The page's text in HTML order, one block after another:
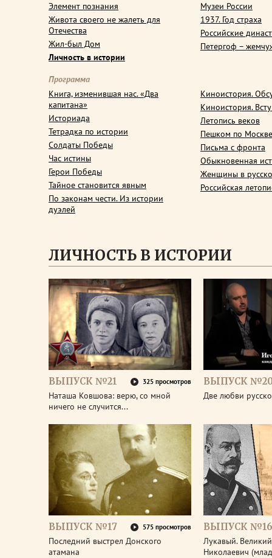
Элемент познания
Живота своего не жалеть для
Отечества
Жил-был Дом
Личность в истории
Музеи России
1937. Год страха
Российские
Петергоф –
Программа
Книга, изменившая нас. «Два
капитана»
Историада
Тетрадка по истории
Солдаты Победы
Час истины
Герои Победы
Тайное становится явным
По законам чести. Из истории
дуэлей
Киноистория.
Киноистория.
Летопись веков
Пешком по Москве
Письма с фронта
Обыкновенная
Женщины в
Российская
ЛИЧНОСТЬ В ИСТОРИИ
ВЫПУСК №21 325 просмотров
Наташа Ковшова: верю, со мной
ничего не случится...
ВЫПУСК
Две любви
ВЫПУСК №17 575 просмотров
Последний выстрел Донского
атамана
ВЫПУСК №16
Лукавый.
Николаевич